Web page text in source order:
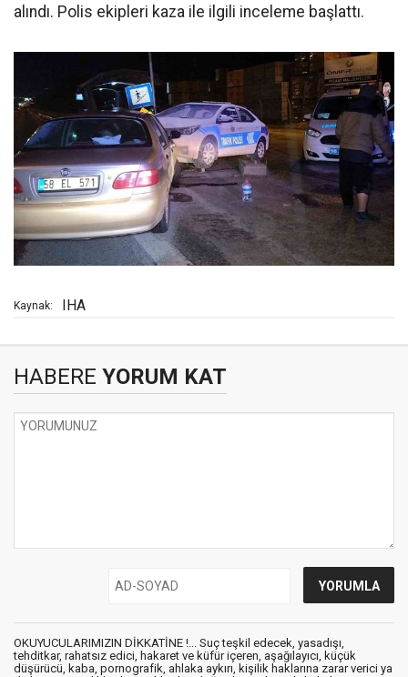
alındı. Polis ekipleri kaza ile ilgili inceleme başlattı.
Kaynak: IHA
HABERE YORUM KAT
OKUYUCULARIMIZIN DİKKATİNE !... Suç teşkil edecek, yasadışı,
tehditkar, rahatsız edici, hakaret ve küfür içeren, aşağılayıcı, küçük
düşürücü, kaba, pornografik, ahlaka aykırı, kişilik haklarına zarar verici ya